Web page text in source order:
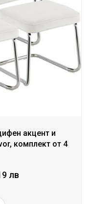
акцент и
комплект от 4
лв